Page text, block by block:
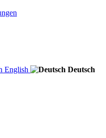
English
Deutsch